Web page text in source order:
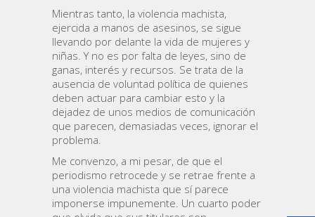
Mientras tanto, la violencia machista,
ejercida a manos de asesinos, se sigue
llevando por delante la vida de mujeres y
niñas. Y no es por falta de leyes, sino de
ganas, interés y recursos. Se trata de la
ausencia de voluntad política de quienes
deben actuar para cambiar esto y la
dejadez de unos medios de comunicación
que parecen, demasiadas veces, ignorar el
problema.
Me convenzo, a mi pesar, de que el
periodismo retrocede y se retrae frente a
una violencia machista que sí parece
imponerse impunemente. Un cuarto poder